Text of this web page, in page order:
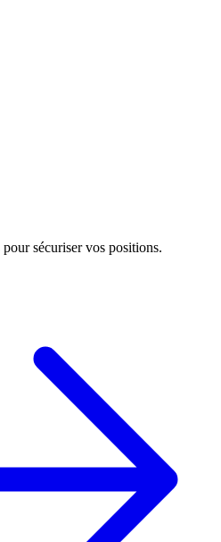
sécuriser vos positions.